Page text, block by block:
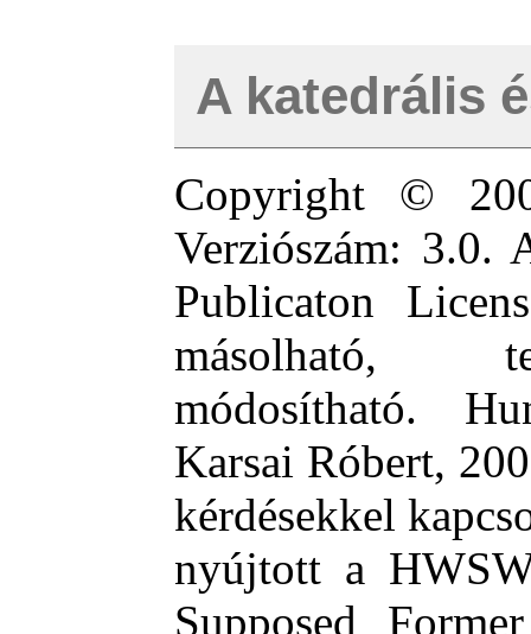
A katedrális
Copyright ©
Verziószám: 3.0.
Publicaton
másolható,
módosítható.
Karsai Róbert,
kérdésekkel
nyújtott a
Supposed